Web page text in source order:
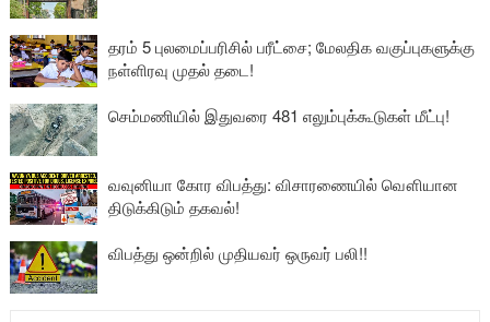
தரம் 5 புலமைப்பரிசில் பரீட்சை; மேலதிக வகுப்புகளுக்கு
நள்ளிரவு முதல் தடை!
செம்மணியில் இதுவரை 481 எலும்புக்கூடுகள் மீட்பு!
வவுனியா கோர விபத்து: விசாரணையில் வௌியான
திடுக்கிடும் தகவல்!
விபத்து ஒன்றில் முதியவர் ஒருவர் பலி!!